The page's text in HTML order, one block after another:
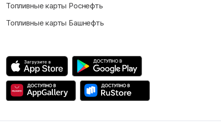
Топливные карты Роснефть
Топливные карты Башнефть